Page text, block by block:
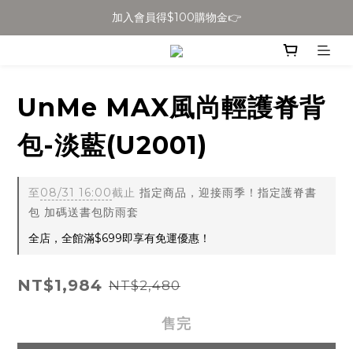
全館滿$699免運
加入會員得$100購物金👉
全館滿$699免運
UnMe MAX風尚輕護脊背
包-淡藍(U2001)
至08/31 16:00截止 指定商品，迎接雨季！指定護脊書
包 加碼送書包防雨套
全店，全館滿$699即享有免運優惠！
NT$1,984 NT$2,480
售完